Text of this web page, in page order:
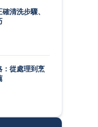
清洗步驟、
：從處理到烹